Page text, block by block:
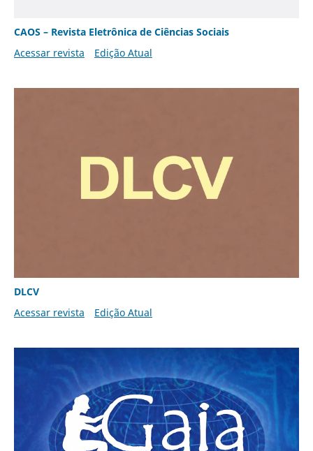
CAOS – Revista Eletrônica de Ciências Sociais
Acessar revista
Edição Atual
DLCV
Acessar revista
Edição Atual